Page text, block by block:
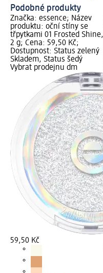
Podobné produkty
Značka: essence; Název
produktu: oční stíny se
třpytkami 01 Frosted Shine,
2 g; Cena: 59,50 Kč;
Dostupnost: Status zelený
Skladem, Status šedý
Vybrat prodejnu dm
59,50 Kč